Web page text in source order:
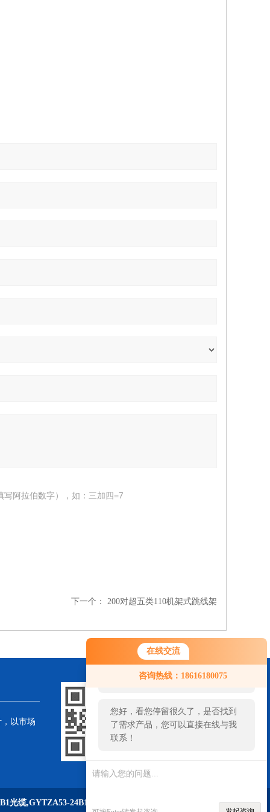
在线交流
咨询热线：18616180075
您好！欢迎前来咨询，很高兴为您
服务，请问您要咨询什么问题呢？
您好，看您停留很久了，是否找到
了需求产品，您可以直接在线与我
联系！
写阿拉伯数字），如：三加四=7
下一个： 200对超五类110机架式跳线架
以市场
光缆,GYTZA53-24B1光缆